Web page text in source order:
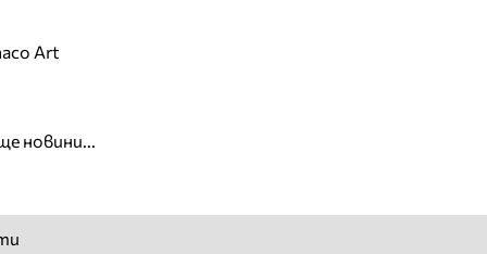
Art
новини...